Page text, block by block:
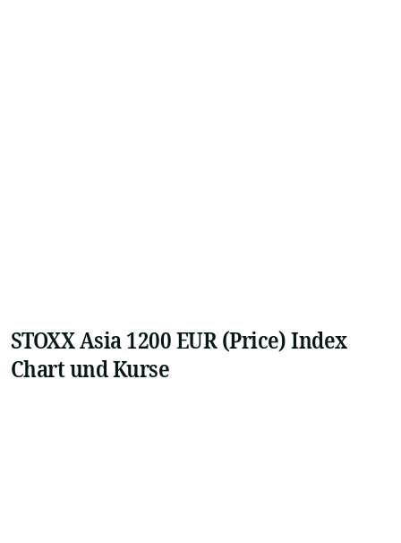
STOXX Asia 1200 EUR (Price) Index
Chart und Kurse